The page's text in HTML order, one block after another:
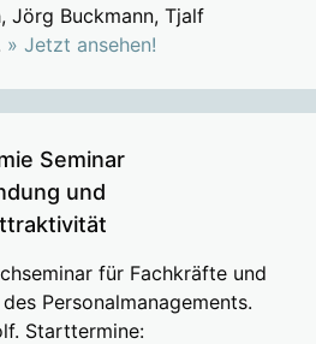
Jörg Buckmann, Tjalf
» Jetzt ansehen!
Seminar
und
für Fachkräfte und
Personalmanagements.
Starttermine: